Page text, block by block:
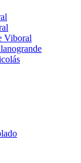
Viboral